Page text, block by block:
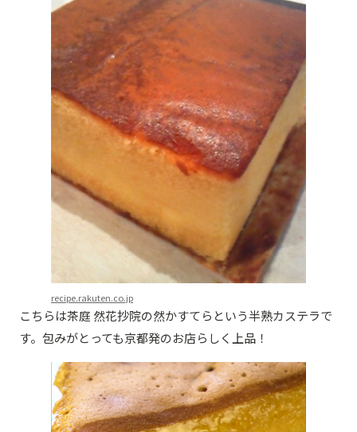
recipe.rakuten.co.jp
こちらは茶庭 然花抄院の然かすてらという半熟カステラで
す。包みがとっても京都発のお店らしく上品！